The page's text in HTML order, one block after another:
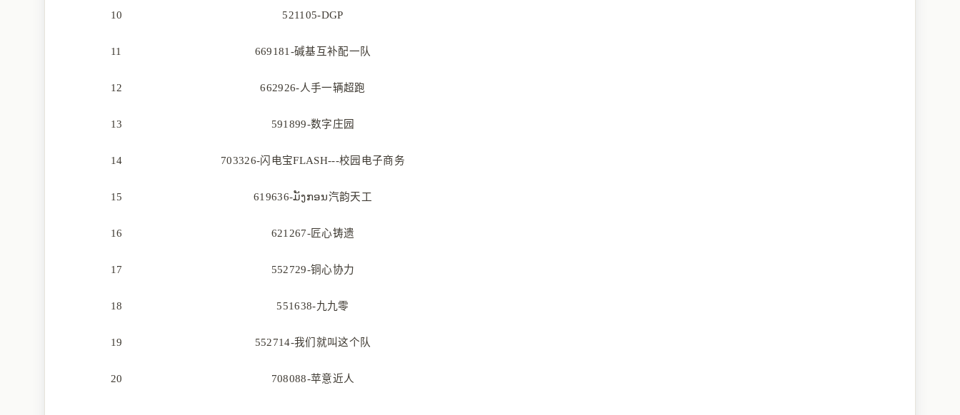
10 521105-DGP
11 669181-碱基互补配一队
12 662926-人手一辆超跑
13 591899-数字庄园
14 703326-闪电宝FLASH---校园电子商务
15 619636-ມັງກອນ汽韵天工
16 621267-匠心铸遗
17 552729-铜心协力
18 551638-九九零
19 552714-我们就叫这个队
20 708088-苹意近人